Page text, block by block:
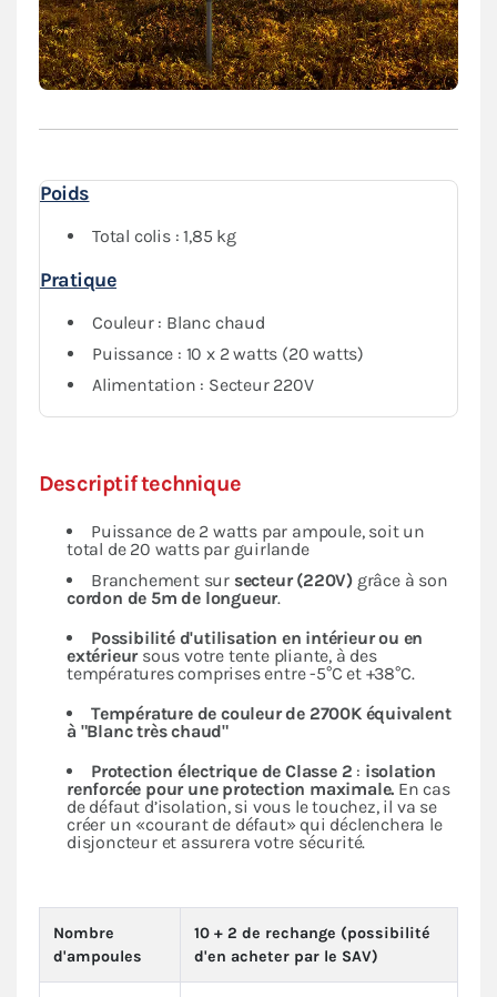
fournies pour accrocher de manière pratique le câble
entre chaque ampoule au niveau de la structure de
votre tente pliante. Nous vous conseillons, sur un
barnum, de les fixer au niveau des barres de
multicolore.
Descriptif technique
Puissance de 2 watts par ampoule, soit un
total de 20 watts par guirlande
Branchement sur secteur (220V) grâce à son
cordon de 5m de longueur.
Possibilité d'utilisation en intérieur ou en
extérieursous votre tente pliante, à des
températures comprises entre -5°C et +38°C.
Température de couleur de 2700K équivalent
à "Blanc très chaud"
Protection électrique de Classe 2 : isolation
renforcée pour une protection maximale. En cas
de défaut d’isolation, si vous le touchez, il va se
créer un «courant de défaut» qui déclenchera le
disjoncteur et assurera votre sécurité.
Nombre
d'ampoules
10 + 2 de rechange (possibilité
d'en acheter par le SAV)
Poids
Total colis : 1,85 kg
Pratique
Couleur : Blanc chaud
Puissance : 10 x 2 watts (20 watts)
Alimentation : Secteur 220V